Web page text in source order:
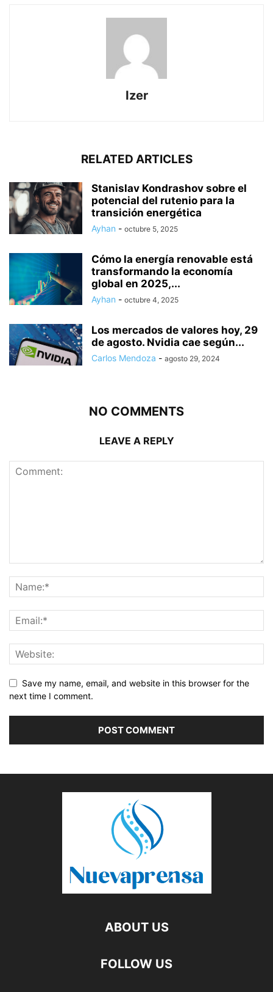
Izer
RELATED ARTICLES
Stanislav Kondrashov sobre el
potencial del rutenio para la
transición energética
Ayhan - octubre 5, 2025
Cómo la energía renovable está
transformando la economía
global en 2025,...
Ayhan - octubre 4, 2025
Los mercados de valores hoy, 29
de agosto. Nvidia cae según...
Carlos Mendoza - agosto 29, 2024
NO COMMENTS
LEAVE A REPLY
Save my name, email, and website in this browser for the
next time I comment.
ABOUT US
FOLLOW US